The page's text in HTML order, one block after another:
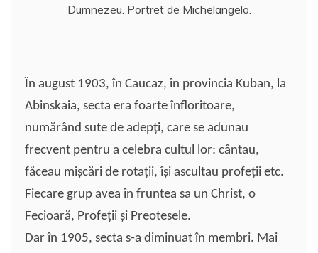
Dumnezeu. Portret de Michelangelo.
În august 1903, în Caucaz, în provincia Kuban, la
Abinskaia, secta era foarte înfloritoare,
numărând sute de adepţi, care se adunau
frecvent pentru a celebra cultul lor: cântau,
făceau mişcări de rotaţii, îşi ascultau profeţii etc.
Fiecare grup avea în fruntea sa un Christ, o
Fecioară, Profeţii şi Preotesele.
Dar în 1905, secta s-a diminuat în membri. Mai